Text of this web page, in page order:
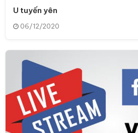
U tuyến yên
06/12/2020